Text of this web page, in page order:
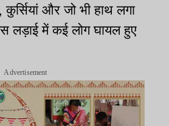
और जो भी हाथ लगा
लड़ाई में कई लोग घायल हुए
Advertisement